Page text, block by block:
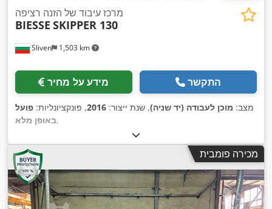
Sliven 1,503 km
מרכז עיבוד של הזנה רציפה
BIESSE SKIPPER 130
מידע על מחיר התקשר
מצב: מוכן לעבודה (יד שניה), שנת ייצור: 2016, פונקציונליות: פועל
באופן מלא,
מכירה פומבית